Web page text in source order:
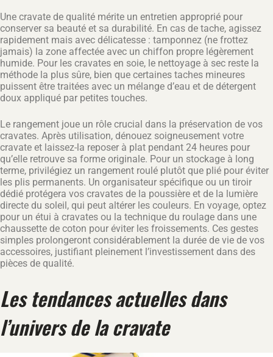
Une cravate de qualité mérite un entretien approprié pour
conserver sa beauté et sa durabilité. En cas de tache, agissez
rapidement mais avec délicatesse : tamponnez (ne frottez
jamais) la zone affectée avec un chiffon propre légèrement
humide. Pour les cravates en soie, le nettoyage à sec reste la
méthode la plus sûre, bien que certaines taches mineures
puissent être traitées avec un mélange d’eau et de détergent
doux appliqué par petites touches.
Le rangement joue un rôle crucial dans la préservation de vos
cravates. Après utilisation, dénouez soigneusement votre
cravate et laissez-la reposer à plat pendant 24 heures pour
qu’elle retrouve sa forme originale. Pour un stockage à long
terme, privilégiez un rangement roulé plutôt que plié pour éviter
les plis permanents. Un organisateur spécifique ou un tiroir
dédié protégera vos cravates de la poussière et de la lumière
directe du soleil, qui peut altérer les couleurs. En voyage, optez
pour un étui à cravates ou la technique du roulage dans une
chaussette de coton pour éviter les froissements. Ces gestes
simples prolongeront considérablement la durée de vie de vos
accessoires, justifiant pleinement l’investissement dans des
pièces de qualité.
Les tendances actuelles dans
l’univers de la cravate